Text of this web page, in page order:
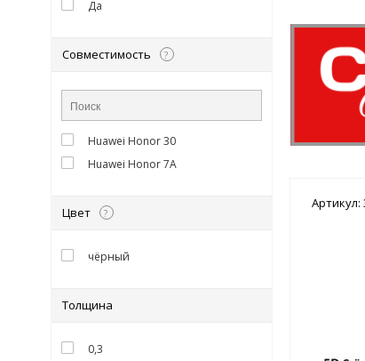
Да
Совместимость ?
Huawei Honor 30
Huawei Honor 7А
Цвет ?
чёрный
Толщина
0,3
Артикул: